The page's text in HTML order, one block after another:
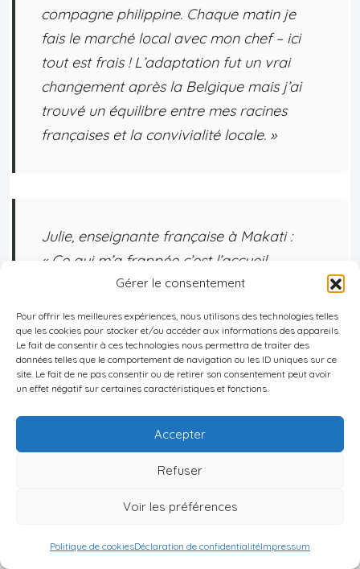
Gérer le consentement
Pour offrir les meilleures expériences, nous utilisons des technologies telles
que les cookies pour stocker et/ou accéder aux informations des appareils.
Le fait de consentir à ces technologies nous permettra de traiter des
données telles que le comportement de navigation ou les ID uniques sur ce
site. Le fait de ne pas consentir ou de retirer son consentement peut avoir
un effet négatif sur certaines caractéristiques et fonctions.
Accepter
Refuser
Voir les préférences
Politique de cookiesDéclaration de confidentialitéImpressum
compagne philippine. Chaque matin je
fais le marché local avec mon chef – ici
tout est frais ! L’adaptation fut un vrai
changement après la Belgique mais j’ai
trouvé un équilibre entre mes racines
françaises et la convivialité locale. »
Julie, enseignante française à Makati :
« Ce qui m’a frappée c’est l’accueil
chaleureux. Les Philippins sont toujours
prêts à aider… mais il faut apprendre leur
rythme parfois plus détendu que le nôtre !
Le choc culturel existe surtout au début. »
Ben, entrepreneur britannique basé à
urbain… j’ai vite adopté Grab plutôt que
Mais je me sens chez moi grâce aux